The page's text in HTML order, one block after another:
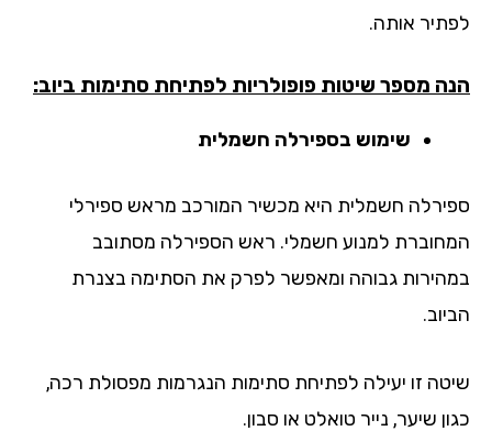
אותה.
מספר שיטות פופולריות לפתיחת סתימות ביוב:
שימוש בספירלה חשמלית
חשמלית היא מכשיר המורכב מראש ספירלי
למנוע חשמלי. ראש הספירלה מסתובב
גבוהה ומאפשר לפרק את הסתימה בצנרת
זו יעילה לפתיחת סתימות הנגרמות מפסולת רכה,
שיער, נייר טואלט או סבון.